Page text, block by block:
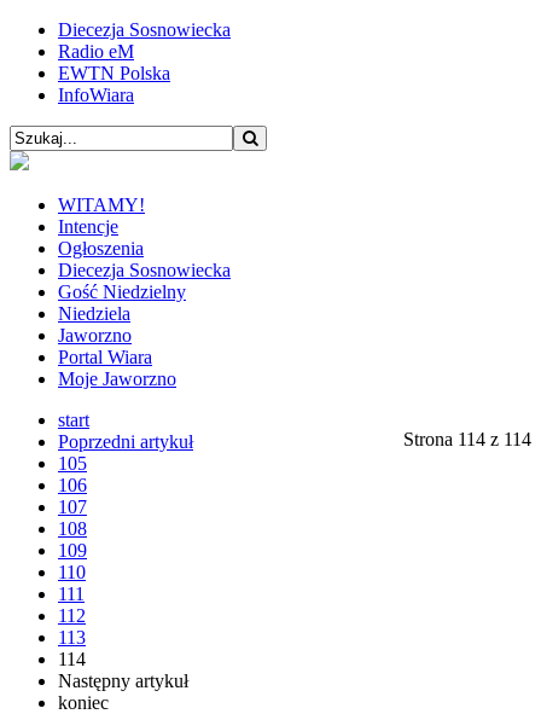
Diecezja Sosnowiecka
Radio eM
EWTN Polska
InfoWiara
WITAMY!
Intencje
Ogłoszenia
Diecezja Sosnowiecka
Gość Niedzielny
Niedziela
Jaworzno
Portal Wiara
Moje Jaworzno
Strona 114 z 114
start
Poprzedni artykuł
105
106
107
108
109
110
111
112
113
114
Następny artykuł
koniec